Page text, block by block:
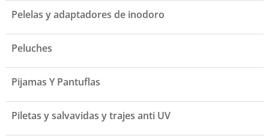
Pelelas y adaptadores de inodoro
Peluches
Pijamas Y Pantuflas
Piletas y salvavidas y trajes anti UV